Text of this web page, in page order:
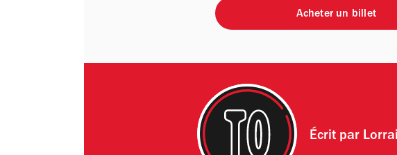
Acheter un billet
Écrit par